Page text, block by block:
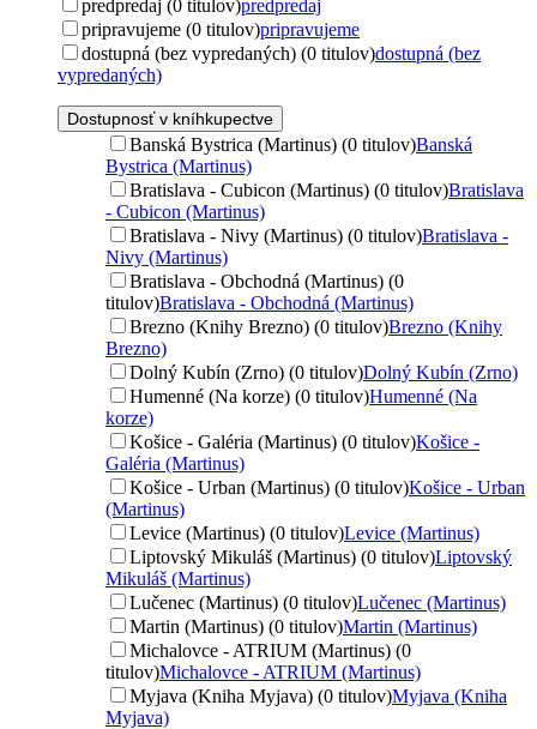
predpredaj (0 titulov)predpredaj
pripravujeme (0 titulov)pripravujeme
dostupná (bez vypredaných) (0 titulov)dostupná (bez
vypredaných)
Dostupnosť v kníhkupectve
Banská Bystrica (Martinus) (0 titulov)Banská
Bystrica (Martinus)
Bratislava - Cubicon (Martinus) (0 titulov)Bratislava
- Cubicon (Martinus)
Bratislava - Nivy (Martinus) (0 titulov)Bratislava -
Nivy (Martinus)
Bratislava - Obchodná (Martinus) (0
titulov)Bratislava - Obchodná (Martinus)
Brezno (Knihy Brezno) (0 titulov)Brezno (Knihy
Brezno)
Dolný Kubín (Zrno) (0 titulov)Dolný Kubín (Zrno)
Humenné (Na korze) (0 titulov)Humenné (Na
korze)
Košice - Galéria (Martinus) (0 titulov)Košice -
Galéria (Martinus)
Košice - Urban (Martinus) (0 titulov)Košice - Urban
(Martinus)
Levice (Martinus) (0 titulov)Levice (Martinus)
Liptovský Mikuláš (Martinus) (0 titulov)Liptovský
Mikuláš (Martinus)
Lučenec (Martinus) (0 titulov)Lučenec (Martinus)
Martin (Martinus) (0 titulov)Martin (Martinus)
Michalovce - ATRIUM (Martinus) (0
titulov)Michalovce - ATRIUM (Martinus)
Myjava (Kniha Myjava) (0 titulov)Myjava (Kniha
Myjava)